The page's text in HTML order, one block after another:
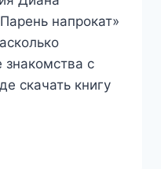
напрокат»
знакомства с
скачать книгу